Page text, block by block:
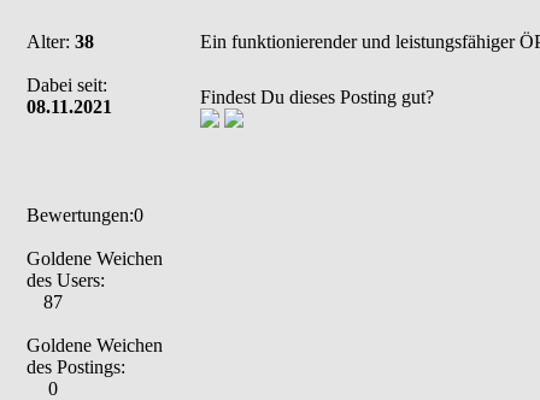
Alter: 38
Dabei seit:
08.11.2021
Bewertungen:0
Goldene Weichen
des Users:
87
Goldene Weichen
des Postings:
0
Ein funktionierender und leistungsfähiger
Findest Du dieses Posting gut?